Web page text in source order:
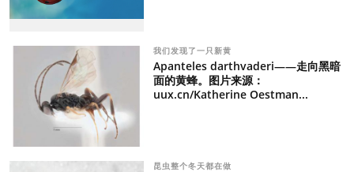
我们发现了一只新黄
Apanteles darthvaderi——走向黑暗
面的黄蜂。图片来源：
uux.cn/Katherine Oestman...
昆虫整个冬天都在做